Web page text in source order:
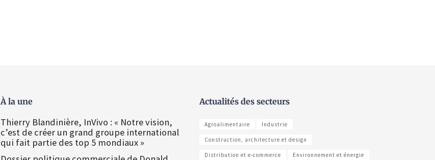
À la une
Thierry Blandinière, InVivo : « Notre vision,
c’est de créer un grand groupe international
qui fait partie des top 5 mondiaux »
Actualités des secteurs
Agroalimentaire Industrie
Construction, architecture et design
Distribution et e-commerce Environnement et énergie